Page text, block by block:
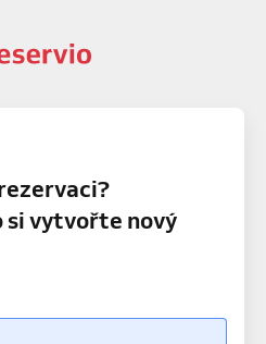
si vytvořte nový